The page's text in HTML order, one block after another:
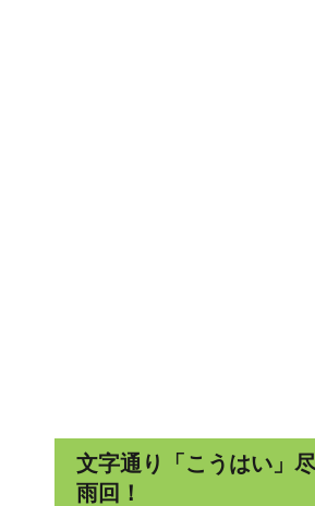
文字通り「こうはい」
雨回！